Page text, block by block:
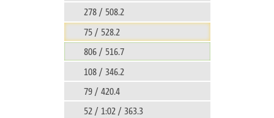
278 / 508.2
75 / 528.2
806 / 516.7
108 / 346.2
79 / 420.4
52 / 1:02 / 363.3